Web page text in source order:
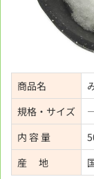
商品名
規格・サイズ
内 容 量
産 地